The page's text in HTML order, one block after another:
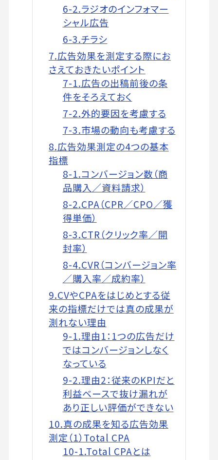
6-2.ラジオのインフォマー
シャル広告
6-3.チラシ
7.広告効果を測定する際にお
さえておきたいポイント
7-1.広告の出稿前後の条
件をそろえておく
7-2.外的要因を考慮する
7-3.市場の動向も考慮する
8.広告効果測定の4つの基本
指標
8-1.コンバージョン数（商
品購入／資料請求）
8-2.CPA（CPR／CPO／獲
得単価）
8-3.CTR（クリック率／開
封率）
8-4.CVR（コンバージョン率
／購入率／成約率）
9.CVやCPAをはじめとする従
来の指標だけでは真の成果が
測れない理由
9-1.理由1：1つの広告だけ
ではコンバージョンしなく
なっている
9-2.理由2：従来のKPIだと
利益ベースで抜け漏れが
あり正しい評価ができない
10.真の成果を知る広告効果
測定（1）Total CPA
10-1.Total CPAとは